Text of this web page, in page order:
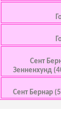
Сент
Зенненхунд
Сент Бернар